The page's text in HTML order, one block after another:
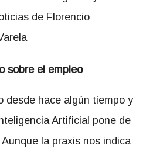
sobre el empleo
desde hace algún tiempo y
Artificial pone de
la praxis nos indica